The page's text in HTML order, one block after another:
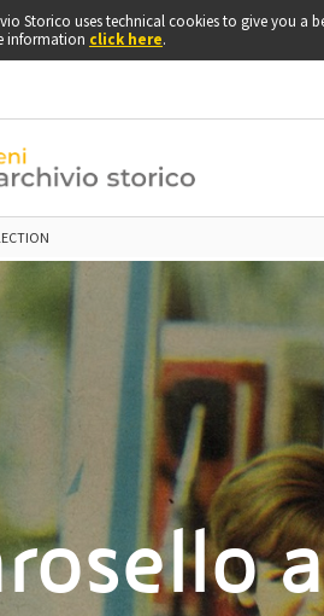
Storico uses technical cookies to give you a
information click here.